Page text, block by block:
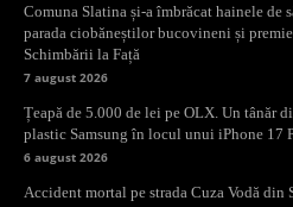
Comuna Slatina și-a îmbrăcat hainele de
parada ciobăneștilor bucovineni și
Schimbării la Față
7 august 2026
Țeapă de 5.000 de lei pe OLX. Un tânăr
plastic Samsung în locul unui iPhone 17
6 august 2026
Accident mortal pe strada Cuza Vodă din